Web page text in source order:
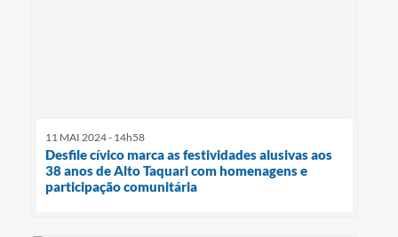
11 MAI 2024 - 14h58
Desfile cívico marca as festividades alusivas aos
38 anos de Alto Taquari com homenagens e
participação comunitária